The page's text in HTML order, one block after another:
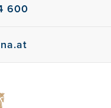
600